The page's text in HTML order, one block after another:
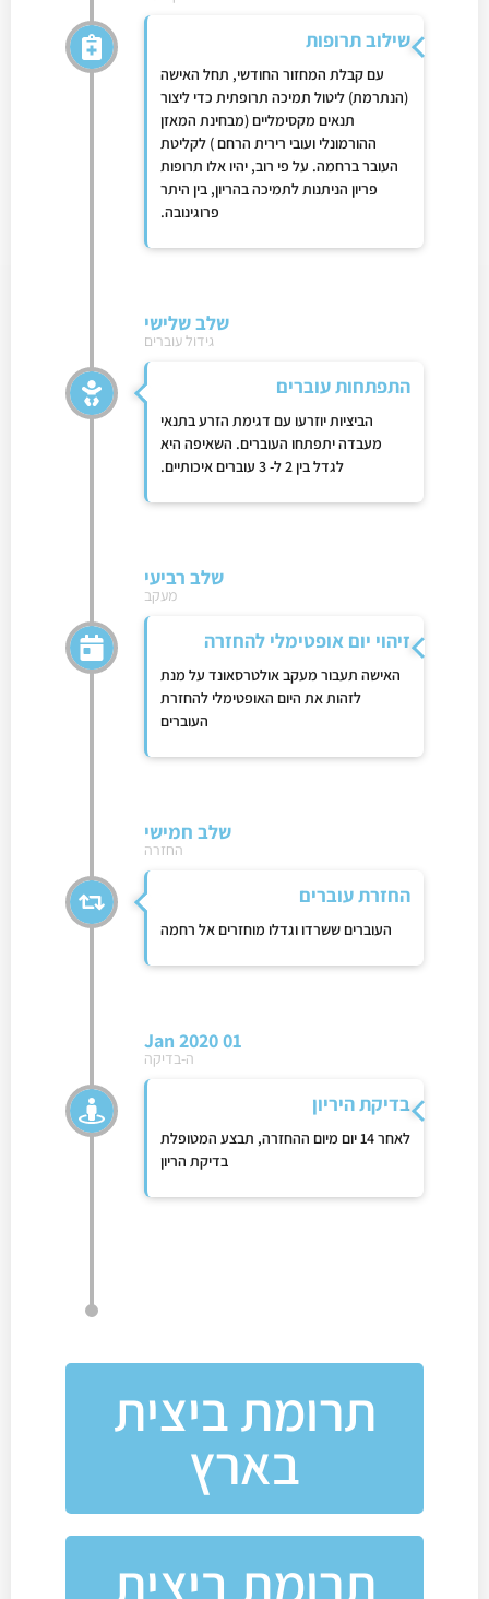
שילוב תרופות
עם קבלת המחזור החודשי, תחל האישה
(הנתרמת) ליטול תמיכה תרופתית כדי ליצור
תנאים מקסימליים (מבחינת המאזן
ההורמונלי ועובי רירית הרחם ) לקליטת
העובר ברחמה. על פי רוב, יהיו אלו תרופות
פריון הניתנות לתמיכה בהריון, בין היתר
פרוגינובה.
שלב שלישי
גידול עוברים
התפתחות עוברים
הביציות יוזרעו עם דגימת הזרע בתנאי
מעבדה יתפתחו העוברים. השאיפה היא
לגדל בין 2 ל- 3 עוברים איכותיים.
שלב רביעי
מעקב
זיהוי יום אופטימלי להחזרה
האישה תעבור מעקב אולטרסאונד על מנת
לזהות את היום האופטימלי להחזרת
העוברים
שלב חמישי
החזרה
החזרת עוברים
העוברים ששרדו וגדלו מוחזרים אל רחמה
01 Jan 2020
ה-בדיקה
בדיקת היריון
לאחר 14 יום מיום ההחזרה, תבצע המטופלת
בדיקת הריון
תרומת ביצית
בארץ
תרומת ביצית